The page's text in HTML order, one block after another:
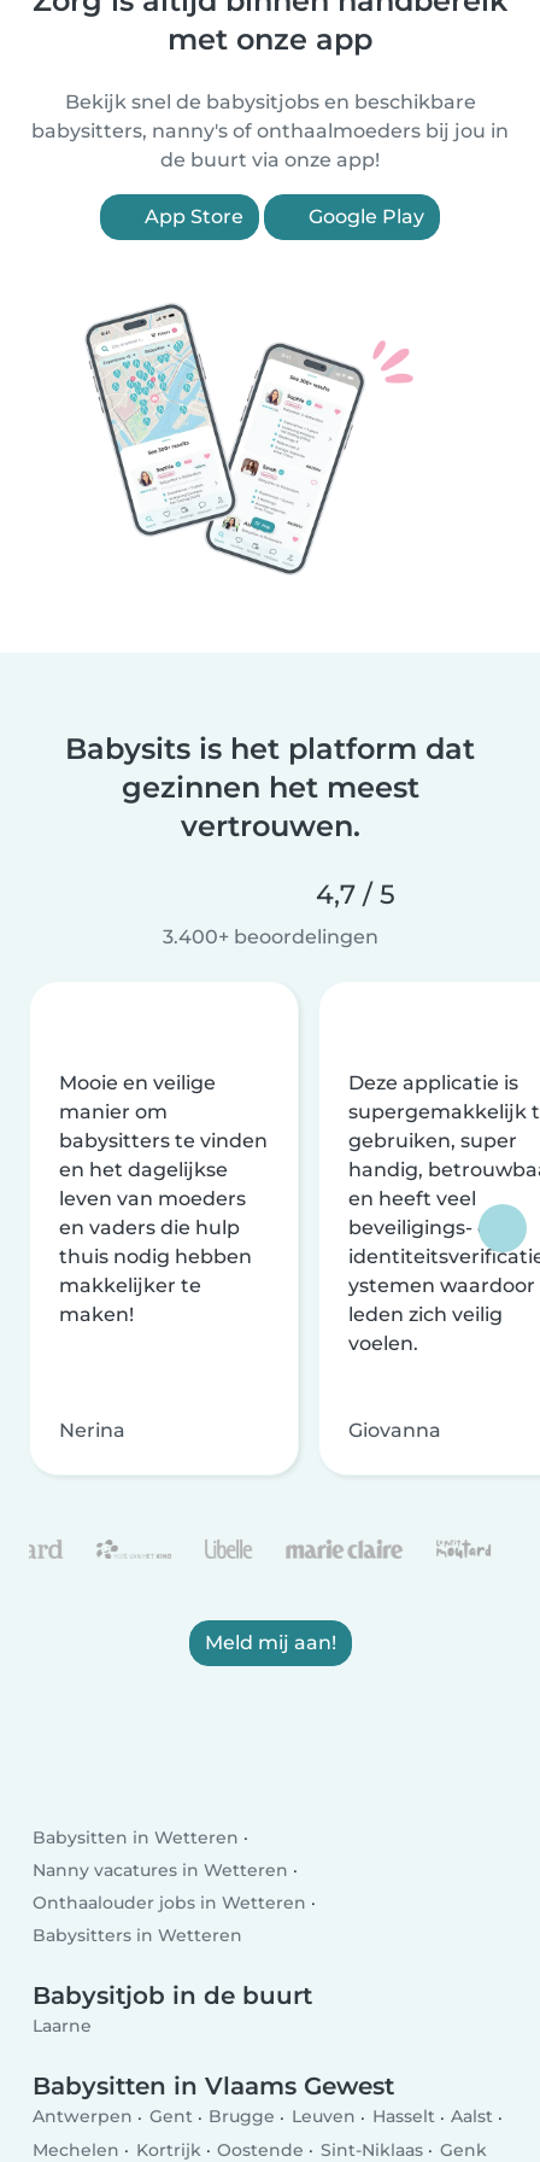
met onze app
Bekijk snel de babysitjobs en beschikbare
babysitters, nanny's of onthaalmoeders bij jou in
de buurt via onze app!
App Store Google Play
Babysits is het platform dat
gezinnen het meest
vertrouwen.
4,7 / 5
3.400+ beoordelingen
Mooie en veilige
manier om
babysitters te vinden
en het dagelijkse
leven van moeders
en vaders die hulp
thuis nodig hebben
makkelijker te
maken!
Nerina
Deze applicatie is
supergemakkelijk
gebruiken, super
handig,
en heeft veel
beveiligings- en
ystemen waardoor
leden zich veilig
voelen.
Giovanna
Meld mij aan!
Babysitten in Wetteren
Nanny vacatures in Wetteren
Onthaalouder jobs in Wetteren
Babysitters in Wetteren
Babysitjob in de buurt
Laarne
Babysitten in Vlaams Gewest
Antwerpen Gent Brugge Leuven Hasselt
Aalst
Mechelen
Kortrijk Oostende Sint-Niklaas Genk